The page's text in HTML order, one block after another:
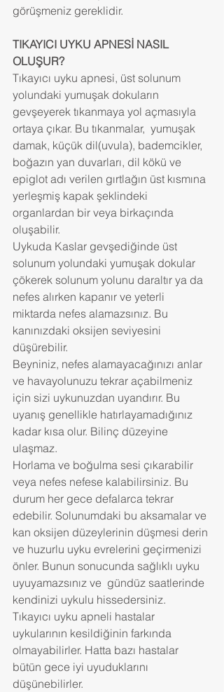
görüşmeniz gereklidir.
TIKAYICI UYKU APNESİ NASIL
OLUŞUR?
Tıkayıcı uyku apnesi, üst solunum
yolundaki yumuşak dokuların
gevşeyerek tıkanmaya yol açmasıyla
ortaya çıkar. Bu tıkanmalar,  yumuşak
damak, küçük dil(uvula), bademcikler,
boğazın yan duvarları, dil kökü ve
epiglot adı verilen gırtlağın üst kısmına
yerleşmiş kapak şeklindeki
organlardan bir veya birkaçında
oluşabilir.
Uykuda Kaslar gevşediğinde üst
solunum yolundaki yumuşak dokular
çökerek solunum yolunu daraltır ya da
nefes alırken kapanır ve yeterli
miktarda nefes alamazsınız. Bu
kanınızdaki oksijen seviyesini
düşürebilir.
Beyniniz, nefes alamayacağınızı anlar
ve havayolunuzu tekrar açabilmeniz
için sizi uykunuzdan uyandırır. Bu
uyanış genellikle hatırlayamadığınız
kadar kısa olur. Bilinç düzeyine
ulaşmaz.
Horlama ve boğulma sesi çıkarabilir
veya nefes nefese kalabilirsiniz. Bu
durum her gece defalarca tekrar
edebilir. Solunumdaki bu aksamalar ve
kan oksijen düzeylerinin düşmesi derin
ve huzurlu uyku evrelerini geçirmenizi
önler. Bunun sonucunda sağlıklı uyku
uyuyamazsınız ve  gündüz saatlerinde
kendinizi uykulu hissedersiniz.
Tıkayıcı uyku apneli hastalar
uykularının kesildiğinin farkında
olmayabilirler. Hatta bazı hastalar
bütün gece iyi uyuduklarını
düşünebilirler.